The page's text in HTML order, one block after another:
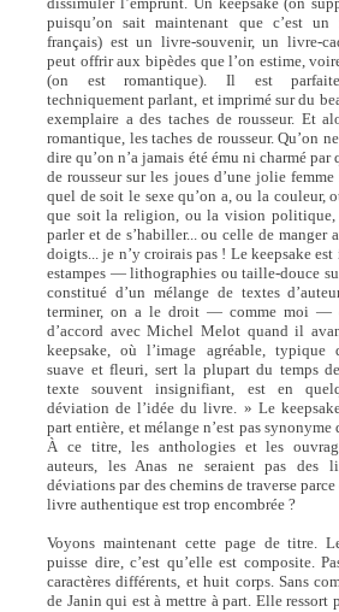
puisqu’on sait maintenant que c’est un
français) est un livre-souvenir, un livre-
peut offrir aux bipèdes que l’on estime,
(on est romantique). Il est
techniquement parlant, et imprimé sur du
exemplaire a des taches de rousseur. Et
romantique, les taches de rousseur. Qu’on
dire qu’on n’a jamais été ému ni charmé par
de rousseur sur les joues d’une jolie femme
quel de soit le sexe qu’on a, ou la couleur,
que soit la religion, ou la vision politique,
parler et de s’habiller... ou celle de manger
doigts... je n’y croirais pas ! Le keepsake
estampes — lithographies ou taille-douce
constitué d’un mélange de textes
terminer, on a le droit — comme moi —
d’accord avec Michel Melot quand il
keepsake, où l’image agréable, typique
suave et fleuri, sert la plupart du temps
texte souvent insignifiant, est en
déviation de l’idée du livre. » Le
part entière, et mélange n’est pas
À ce titre, les anthologies et les
auteurs, les Anas ne seraient pas des
déviations par des chemins de traverse
livre authentique est trop encombrée ?
Voyons maintenant cette page de titre.
puisse dire, c’est qu’elle est composite.
caractères différents, et huit corps. Sans
de Janin qui est à mettre à part. Elle ressort